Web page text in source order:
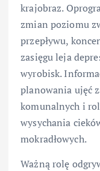
krajobraz.
zmian poziomu
przepływu,
zasięgu leja
wyrobisk.
planowania ujęć
komunalnych i
wysychania
mokradłowych.
Ważną rolę